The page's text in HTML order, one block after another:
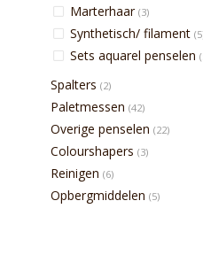
Marterhaar (3)
Synthetisch/ filament
Sets aquarel penselen
Spalters (2)
Paletmessen (42)
Overige penselen (22)
Colourshapers (3)
Reinigen (6)
Opbergmiddelen (5)